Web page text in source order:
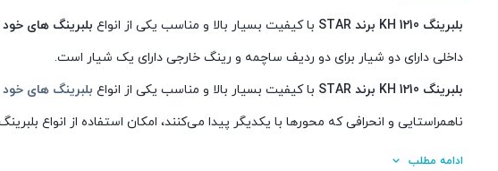
بلبرینگ 1210 KH برند STAR با کیفیت بسیار بالا و مناسب یکی از انواع بلبرینگ های
داخلی دارای دو شیار برای دو ردیف ساچمه و رینگ خارجی دارای یک شیار است.
بلبرینگ 1210 KH برند STAR
با کیفیت بسیار بالا و مناسب یکی از انواع بلبرینگ های
ناهمراستایی و انحرافی که محورها با یکدیگر پیدا می‌کنند، امکان استفاده ‌از انواع
بلبرینگ خود تنظیم
ادامه مطلب